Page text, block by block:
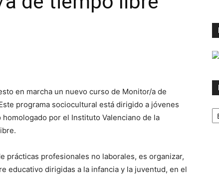
en marcha un nuevo curso de Monitor/a de
programa sociocultural está dirigido a jóvenes
por el Instituto Valenciano de la
prácticas profesionales no laborales, es organizar,
educativo dirigidas a la infancia y la juventud, en el